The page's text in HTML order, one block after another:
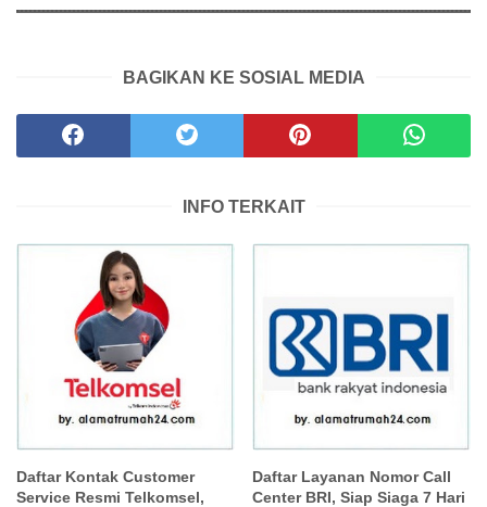
BAGIKAN KE SOSIAL MEDIA
INFO TERKAIT
Daftar Kontak Customer
Service Resmi Telkomsel,
Daftar Layanan Nomor Call
Center BRI, Siap Siaga 7 Hari